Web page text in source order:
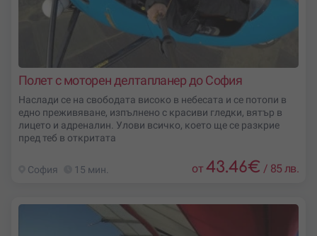
Полет с моторен делтапланер до София
Наслади се на свободата високо в небесата и се потопи в
едно преживяване, изпълнено с красиви гледки, вятър в
лицето и адреналин. Улови всичко, което ще се разкрие
пред теб в откритата
София 15 мин. от 43.46€ / 85 лв.